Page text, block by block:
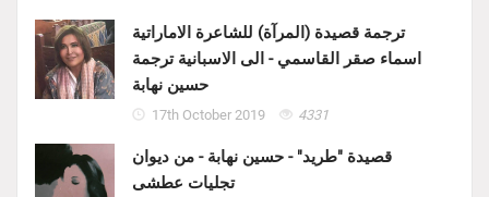
ترجمة قصيدة (المرآة) للشاعرة الاماراتية
اسماء صقر القاسمي - الى الاسبانية ترجمة
حسين نهابة
17th October 2019 4331
قصيدة "طريد" - حسين نهابة - من ديوان
تجليات عطشى